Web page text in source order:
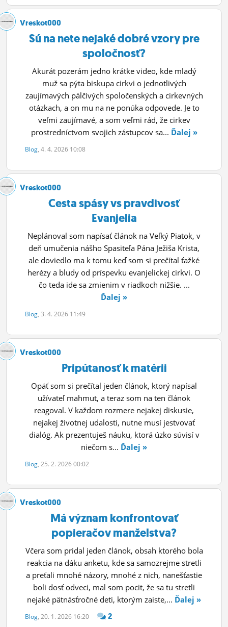
Vreskot000
Sú na nete nejaké dobré vzory pre
spoločnosť?
Akurát pozerám jedno krátke video, kde mladý
muž sa pýta biskupa cirkvi o jednotlivých
zaujímavých pálčivých spoločenských a cirkevných
otázkach, a on mu na ne ponúka odpovede. Je to
veľmi zaujímavé, a som veľmi rád, že cirkev
prostredníctvom svojich zástupcov sa... Ďalej »
Blog, 4. 4. 2026 10:08
Vreskot000
Cesta spásy vs pravdivosť
Evanjelia
Neplánoval som napísať článok na Veľký Piatok, v
deň umučenia nášho Spasiteľa Pána Ježiša Krista,
ale doviedlo ma k tomu keď som si prečítal ťažké
herézy a bludy od príspevku evanjelickej cirkvi. O
čo teda ide sa zmienim v riadkoch nižšie. ...
Ďalej »
Blog, 3. 4. 2026 11:49
Vreskot000
Pripútanosť k matérii
Opäť som si prečítal jeden článok, ktorý napísal
užívateľ mahmut, a teraz som na ten článok
reagoval. V každom rozmere nejakej diskusie,
nejakej životnej udalosti, nutne musí jestvovať
dialóg. Ak prezentuješ náuku, ktorá úzko súvisí v
niečom s... Ďalej »
Blog, 25. 2. 2026 00:02
Vreskot000
Má význam konfrontovať
popieračov manželstva?
Včera som pridal jeden článok, obsah ktorého bola
reakcia na dáku anketu, kde sa samozrejme stretli
a preťali mnohé názory, mnohé z nich, nanešťastie
boli dosť odveci, mal som pocit, že sa tu stretli
nejaké pätnásťročné deti, ktorým zaiste,... Ďalej »
Blog, 20. 1. 2026 16:20 2